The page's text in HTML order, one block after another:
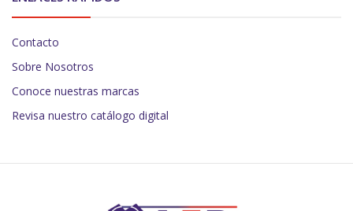
Contacto
Sobre Nosotros
Conoce nuestras marcas
Revisa nuestro catálogo digital